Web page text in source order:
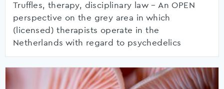
Truffles, therapy, disciplinary law – An OPEN
perspective on the grey area in which
(licensed) therapists operate in the
Netherlands with regard to psychedelics